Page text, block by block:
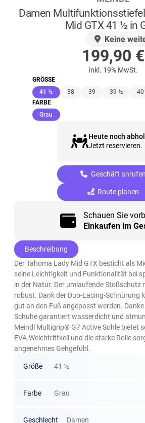
Damen
Mid GTX 41 ½ in
Keine
199,90 €
inkl. 19% MwSt.
GRÖSSE
41 ½(ausgewählt)
38 39 39 ½ 40
FARBE
Grau (ausgewählt)
Heute noch
Jetzt reservieren.
Geschäft anrufen
Route planen
Schauen Sie
Einkaufen im
Beschreibung
Der Tahoma Lady Mid GTX besticht als
seine Leichtigkeit und Funktionalität bei
in der Natur. Der umlaufende Stoßschutz
robust. Dank der Duo-Lacing-Schnürung
gut an den Fuß angepasst werden. Danke
Schuhe garantiert wasserdicht und
Meindl Multigrip® G7 Active Sohle bietet
EVA-Weichtrittkeil und die starke Rolle
angenehmes Gehgefühl.
Größe 41 ½
Farbe Grau
Geschlecht Damen